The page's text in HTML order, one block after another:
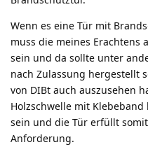
Wenn es eine Tür mit
muss die meines Erachtens
sein und da sollte unter
nach Zulassung hergestellt
von DIBt auch auszusehen
Holzschwelle mit
sein und die Tür erfüllt
Anforderung.